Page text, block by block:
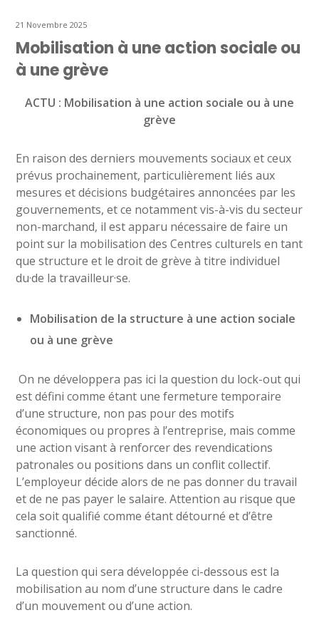
21 Novembre 2025
Mobilisation à une action sociale ou
à une grève
ACTU : Mobilisation à une action sociale ou à une
grève
En raison des derniers mouvements sociaux et ceux
prévus prochainement, particulièrement liés aux
mesures et décisions budgétaires annoncées par les
gouvernements, et ce notamment vis-à-vis du secteur
non-marchand, il est apparu nécessaire de faire un
point sur la mobilisation des Centres culturels en tant
que structure et le droit de grève à titre individuel
du·de la travailleur·se.
Mobilisation de la structure à une action sociale
ou à une grève
On ne développera pas ici la question du lock-out qui
est défini comme étant une fermeture temporaire
d’une structure, non pas pour des motifs
économiques ou propres à l’entreprise, mais comme
une action visant à renforcer des revendications
patronales ou positions dans un conflit collectif.
L’employeur décide alors de ne pas donner du travail
et de ne pas payer le salaire. Attention au risque que
cela soit qualifié comme étant détourné et d’être
sanctionné.
La question qui sera développée ci-dessous est la
mobilisation au nom d’une structure dans le cadre
d’un mouvement ou d’une action.